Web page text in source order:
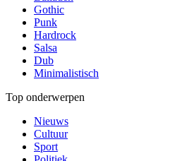
Gothic
Punk
Hardrock
Salsa
Dub
Minimalistisch
Top onderwerpen
Nieuws
Cultuur
Sport